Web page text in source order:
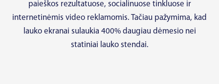
paieškos rezultatuose, socialinuose tinkluose ir
internetinėmis video reklamomis. Tačiau pažymima, kad
lauko ekranai sulaukia 400% daugiau dėmesio nei
statiniai lauko stendai.